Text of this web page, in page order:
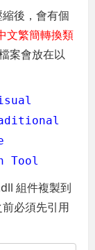
後，會有個
文繁簡轉換類
案會放在以
Tool
組件複製到
必須先引用